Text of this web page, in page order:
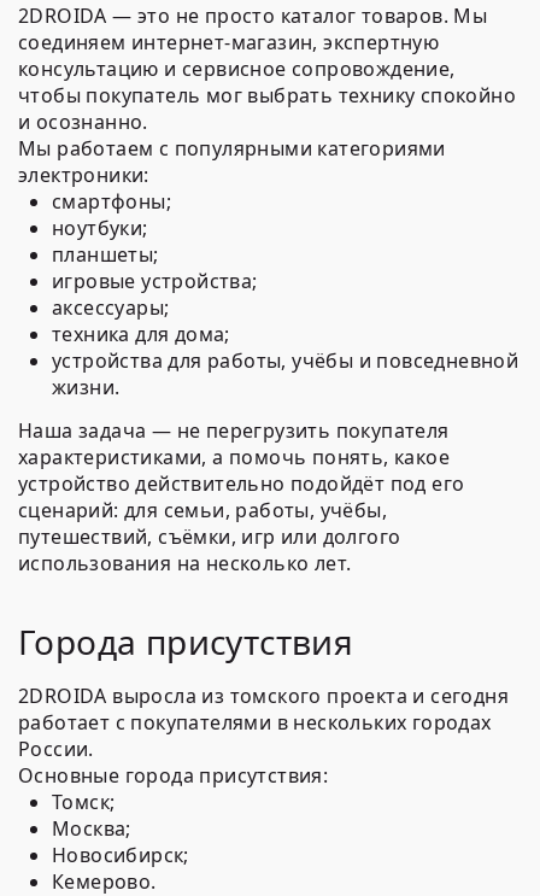
2DROIDA — это не просто каталог товаров. Мы
соединяем интернет-магазин, экспертную
консультацию и сервисное сопровождение,
чтобы покупатель мог выбрать технику спокойно
и осознанно.
Мы работаем с популярными категориями
электроники:
смартфоны;
ноутбуки;
планшеты;
игровые устройства;
аксессуары;
техника для дома;
устройства для работы, учёбы и повседневной
жизни.
Наша задача — не перегрузить покупателя
характеристиками, а помочь понять, какое
устройство действительно подойдёт под его
сценарий: для семьи, работы, учёбы,
путешествий, съёмки, игр или долгого
использования на несколько лет.
Города присутствия
2DROIDA выросла из томского проекта и сегодня
работает с покупателями в нескольких городах
России.
Основные города присутствия:
Томск;
Москва;
Новосибирск;
Кемерово.